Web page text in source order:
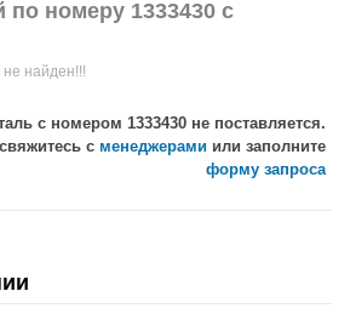
по номеру 1333430 с
найден!!!
с номером 1333430 не поставляется.
с менеджерами или заполните
форму запроса